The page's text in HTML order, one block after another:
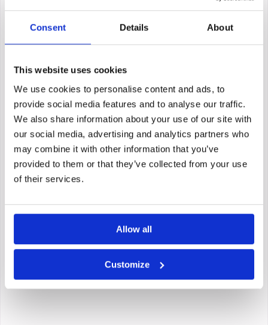
Consent Details About
This website uses cookies
We use cookies to personalise content and ads, to
provide social media features and to analyse our traffic.
We also share information about your use of our site with
our social media, advertising and analytics partners who
may combine it with other information that you’ve
provided to them or that they’ve collected from your use
of their services.
Allow all
Customize